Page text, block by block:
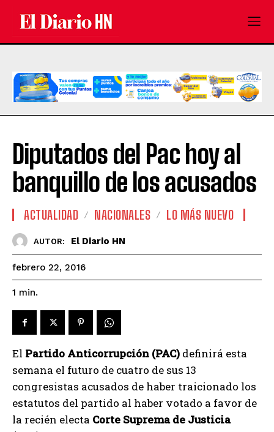
Diputados del Pac hoy al
banquillo de los acusados
ACTUALIDAD NACIONALES LO MÁS NUEVO
AUTOR: El Diario HN
febrero 22, 2016
1 min.
El Partido Anticorrupción (PAC) definirá esta
semana el futuro de cuatro de sus 13
congresistas acusados de haber traicionado los
estatutos del partido al haber votado a favor de
la recién electa Corte Suprema de Justicia